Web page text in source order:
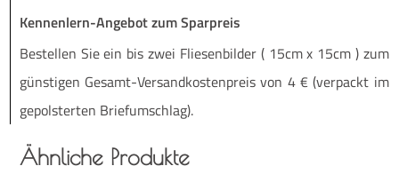
Ähnliche Produkte
Kennenlern-Angebot zum Sparpreis
Be­stel­len Sie ein bis zwei Flie­sen­bil­der ( 15cm x 15cm ) zum
güns­ti­gen Ge­­samt-Ver­­­san­d­­kos­­ten­­preis von 4 € (ver­packt im
ge­pols­ter­ten Briefumschlag).